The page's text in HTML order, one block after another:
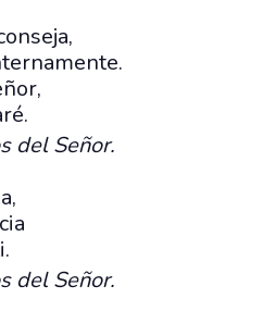
del Señor.
del Señor.